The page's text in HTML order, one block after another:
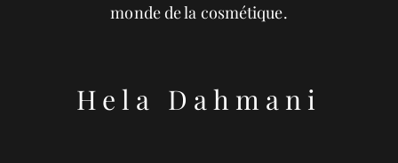
monde de la cosmétique.
Hela Dahmani